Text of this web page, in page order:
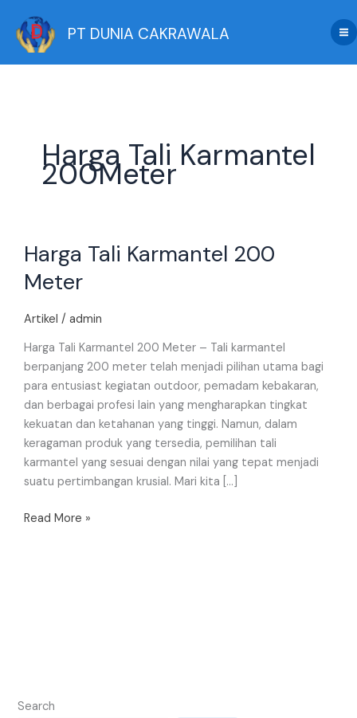
content
PT DUNIA CAKRAWALA
Harga Tali Karmantel
200Meter
Harga Tali Karmantel 200
Meter
Artikel / admin
Harga Tali Karmantel 200 Meter – Tali karmantel
berpanjang 200 meter telah menjadi pilihan utama bagi
para entusiast kegiatan outdoor, pemadam kebakaran,
dan berbagai profesi lain yang mengharapkan tingkat
kekuatan dan ketahanan yang tinggi. Namun, dalam
keragaman produk yang tersedia, pemilihan tali
karmantel yang sesuai dengan nilai yang tepat menjadi
suatu pertimbangan krusial. Mari kita […]
Tali
Karmantel
200
Read More »
Search